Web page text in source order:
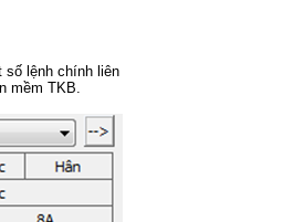
số lệnh chính liên
mềm TKB.